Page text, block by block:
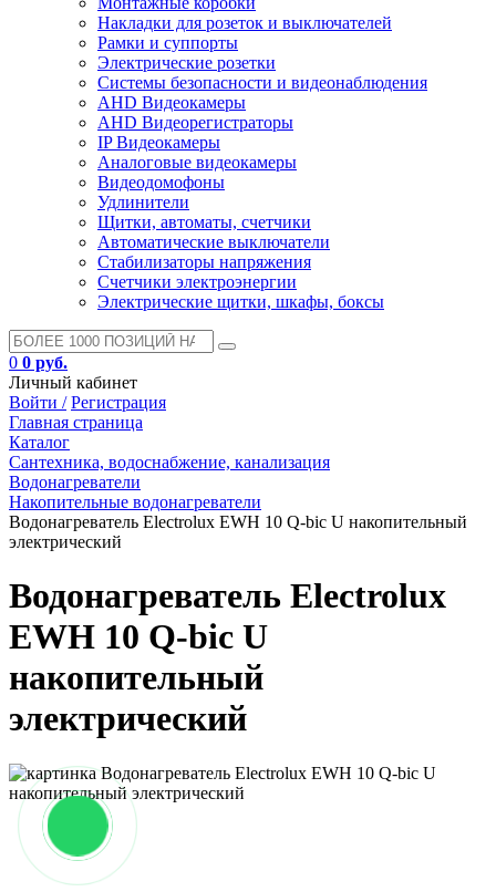
Накладки для розеток и выключателей
Рамки и суппорты
Электрические розетки
Системы безопасности и видеонаблюдения
AHD Видеокамеры
AHD Видеорегистраторы
IP Видеокамеры
Аналоговые видеокамеры
Видеодомофоны
Удлинители
Щитки, автоматы, счетчики
Автоматические выключатели
Стабилизаторы напряжения
Счетчики электроэнергии
Электрические щитки, шкафы, боксы
0 0 руб.
Личный кабинет
Войти / Регистрация
Главная страница
Каталог
Сантехника, водоснабжение, канализация
Водонагреватели
Накопительные водонагреватели
Водонагреватель Electrolux EWH 10 Q-bic U накопительный
электрический
Водонагреватель Electrolux
EWH 10 Q-bic U
накопительный
электрический